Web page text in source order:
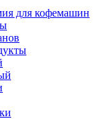
для кофемашин